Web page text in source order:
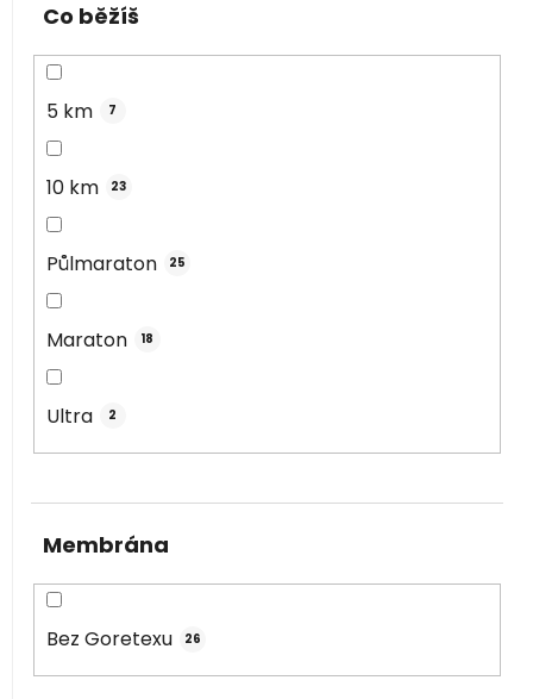
Co běžíš
5 km 7
10 km 23
Půlmaraton 25
Maraton 18
Ultra 2
Membrána
Bez Goretexu 26